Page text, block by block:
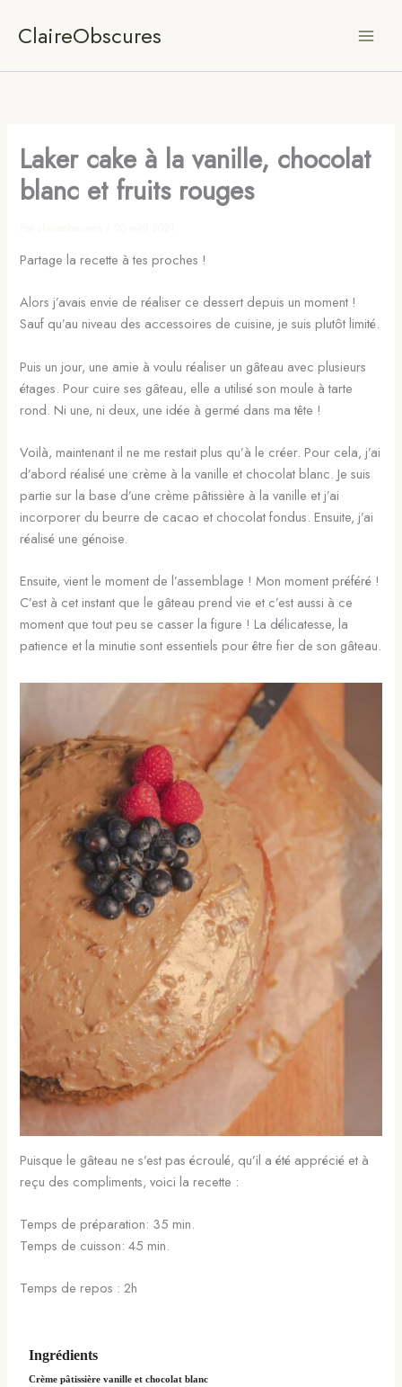
ClaireObscures
Laker cake à la vanille, chocolat
blanc et fruits rouges
Partage la recette à tes proches !
Alors j’avais envie de réaliser ce dessert depuis un moment !
Sauf qu’au niveau des accessoires de cuisine, je suis plutôt limité.
Puis un jour, une amie à voulu réaliser un gâteau avec plusieurs
étages. Pour cuire ses gâteau, elle a utilisé son moule à tarte
rond. Ni une, ni deux, une idée à germé dans ma tête !
Voilà, maintenant il ne me restait plus qu’à le créer. Pour cela, j’ai
d’abord réalisé une crème à la vanille et chocolat blanc. Je suis
partie sur la base d’une crème pâtissière à la vanille et j’ai
incorporer du beurre de cacao et chocolat fondus. Ensuite, j’ai
réalisé une génoise.
Ensuite, vient le moment de l’assemblage ! Mon moment préféré !
C’est à cet instant que le gâteau prend vie et c’est aussi à ce
moment que tout peu se casser la figure ! La délicatesse, la
patience et la minutie sont essentiels pour être fier de son gâteau.
Puisque le gâteau ne s’est pas écroulé, qu’il a été apprécié et à
reçu des compliments, voici la recette :
Temps de préparation: 35 min.
Temps de cuisson: 45 min.
Temps de repos : 2h
Ingrédients
Crème pâtissière vanille et chocolat blanc